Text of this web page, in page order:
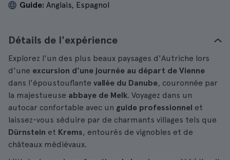
Guide: Anglais, Espagnol
Détails de l'expérience
Explorez l'un des plus beaux paysages d'Autriche lors
d'une excursion d'une journée au départ de Vienne
dans l'époustouflante vallée du Danube, couronnée par
la majestueuse abbaye de Melk. Voyagez dans un
autocar confortable avec un guide professionnel et
laissez-vous séduire par de charmants villages tels que
Dürnstein et Krems, entourés de vignobles et de
châteaux médiévaux.